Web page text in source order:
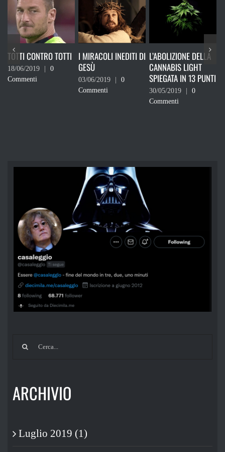
TOTTI
0
I MIRACOLI INEDITI DI
GESÙ
03/06/2019
0
L’ABOLIZIONE DELLA
CANNABIS LIGHT
SPIEGATA IN 13 PUNTI
30/05/2019
0
RICORDATI
DEVI VOTARE
24/05/2019
Commenti
Cerca
ARCHIVIO
Luglio 2019 (1)